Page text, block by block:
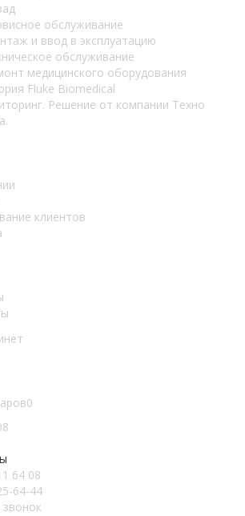
обслуживание
и ввод в эксплуатацию
обслуживание
медицинского оборудования
Fluke Biomedical
Решение от компании Техно
клиентов
0
64 08
64-44
звонок